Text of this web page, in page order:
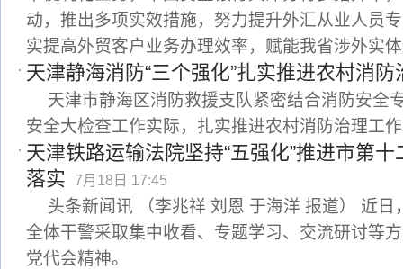
动，推出多项实效措施，努力提升外汇从业人员
实提高外贸客户业务办理效率，赋能我省涉外实
天津静海消防“三个强化”扎实推进农村消防
天津市静海区消防救援支队紧密结合消防安全
安全大检查工作实际，扎实推进农村消防治理工
天津铁路运输法院坚持“五强化”推进市第
落实
7月18日 17:45
头条新闻讯 （李兆祥 刘恩 于海洋 报道） 近
全体干警采取集中收看、专题学习、交流研讨等
党代会精神。